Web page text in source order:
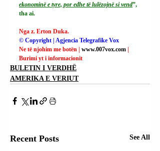
ekonominë e tyre, por edhe të lulëzojnë si vend”,
tha ai.
Nga z. Erton Duka.
© Copyright | Agjencia Telegrafike Vox
Ne të njohim me botën | www.007vox.com
Burimi yt i informacionit
BULETIN I VERDHË
AMERIKA E VERIUT
Recent Posts See All